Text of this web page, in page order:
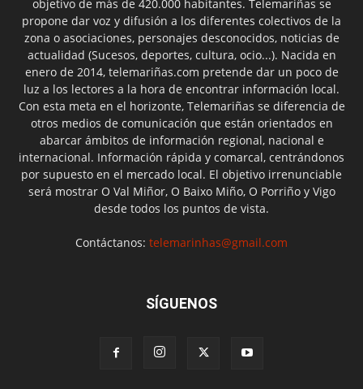
objetivo de más de 420.000 habitantes. Telemariñas se
propone dar voz y difusión a los diferentes colectivos de la
zona o asociaciones, personajes desconocidos, noticias de
actualidad (Sucesos, deportes, cultura, ocio...). Nacida en
enero de 2014, telemariñas.com pretende dar un poco de
luz a los lectores a la hora de encontrar información local.
Con esta meta en el horizonte, Telemariñas se diferencia de
otros medios de comunicación que están orientados en
abarcar ámbitos de información regional, nacional e
internacional. Información rápida y comarcal, centrándonos
por supuesto en el mercado local. El objetivo irrenunciable
será mostrar O Val Miñor, O Baixo Miño, O Porriño y Vigo
desde todos los puntos de vista.
Contáctanos: telemarinhas@gmail.com
SÍGUENOS